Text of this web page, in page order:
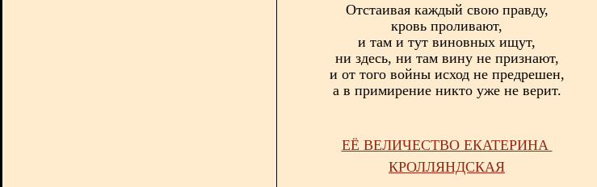
Отстаивая каждый свою правду,
кровь проливают,
и там и тут виновных ищут,
ни здесь, ни там вину не признают,
и от того войны исход не предрешен,
а в примирение никто уже не верит.
ЕЁ ВЕЛИЧЕСТВО ЕКАТЕРИНА
КРОЛЛЯНДСКАЯ